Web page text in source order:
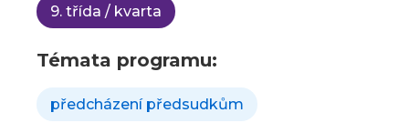
9. třída / kvarta
Témata programu:
předcházení předsudkům